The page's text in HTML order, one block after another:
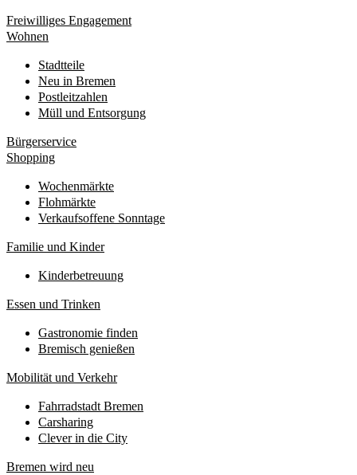
Freiwilliges Engagement
Wohnen
Stadtteile
Neu in Bremen
Postleitzahlen
Müll und Entsorgung
Bürgerservice
Shopping
Wochenmärkte
Flohmärkte
Verkaufsoffene Sonntage
Familie und Kinder
Kinderbetreuung
Essen und Trinken
Gastronomie finden
Bremisch genießen
Mobilität und Verkehr
Fahrradstadt Bremen
Carsharing
Clever in die City
Bremen wird neu